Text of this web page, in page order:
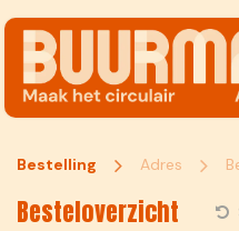
Bestelling Adres
Besteloverzicht